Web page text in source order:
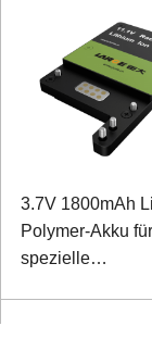
3.7V 1800mAh
Polymer-Akku für
spezielle